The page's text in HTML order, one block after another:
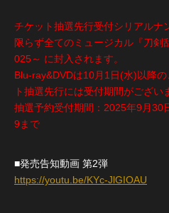
チケット抽選先行受付シリアルナ
限らず全てのミュージカル『刀剣
025～ に封入されます。
Blu-ray&DVDは10月1日(水)以降
ト抽選先行には受付期間がござい
抽選予約受付期間：2025年9月
9まで
■発売告知動画 第2弾
https://youtu.be/KYc-JlGIOAU